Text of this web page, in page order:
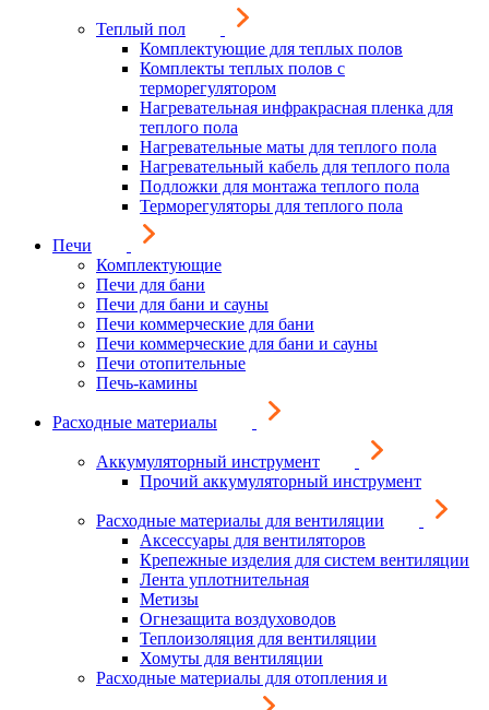
Теплый пол
Комплектующие для теплых полов
Комплекты теплых полов с
терморегулятором
Нагревательная инфракрасная пленка для
теплого пола
Нагревательные маты для теплого пола
Нагревательный кабель для теплого пола
Подложки для монтажа теплого пола
Терморегуляторы для теплого пола
Печи
Комплектующие
Печи для бани
Печи для бани и сауны
Печи коммерческие для бани
Печи коммерческие для бани и сауны
Печи отопительные
Печь-камины
Расходные материалы
Аккумуляторный инструмент
Прочий аккумуляторный инструмент
Расходные материалы для вентиляции
Аксессуары для вентиляторов
Крепежные изделия для систем вентиляции
Лента уплотнительная
Метизы
Огнезащита воздуховодов
Теплоизоляция для вентиляции
Хомуты для вентиляции
Расходные материалы для отопления и